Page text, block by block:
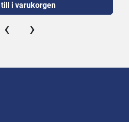
till i varukorgen
‹ ›